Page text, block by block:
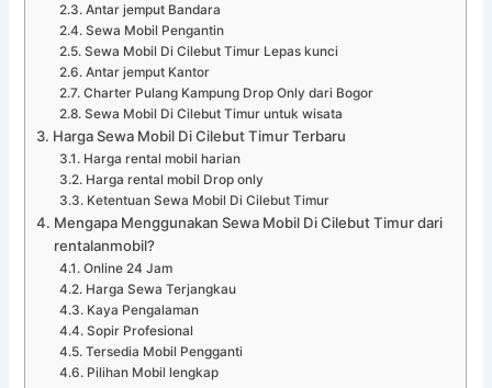
Antar jemput Bandara
Sewa Mobil Pengantin
Sewa Mobil Di Cilebut Timur Lepas kunci
Antar jemput Kantor
Charter Pulang Kampung Drop Only dari Bogor
Sewa Mobil Di Cilebut Timur untuk wisata
Harga Sewa Mobil Di Cilebut Timur Terbaru
Harga rental mobil harian
Harga rental mobil Drop only
Ketentuan Sewa Mobil Di Cilebut Timur
Mengapa Menggunakan Sewa Mobil Di Cilebut Timur dari
rentalanmobil?
Online 24 Jam
Harga Sewa Terjangkau
Kaya Pengalaman
Sopir Profesional
Tersedia Mobil Pengganti
Pilihan Mobil lengkap